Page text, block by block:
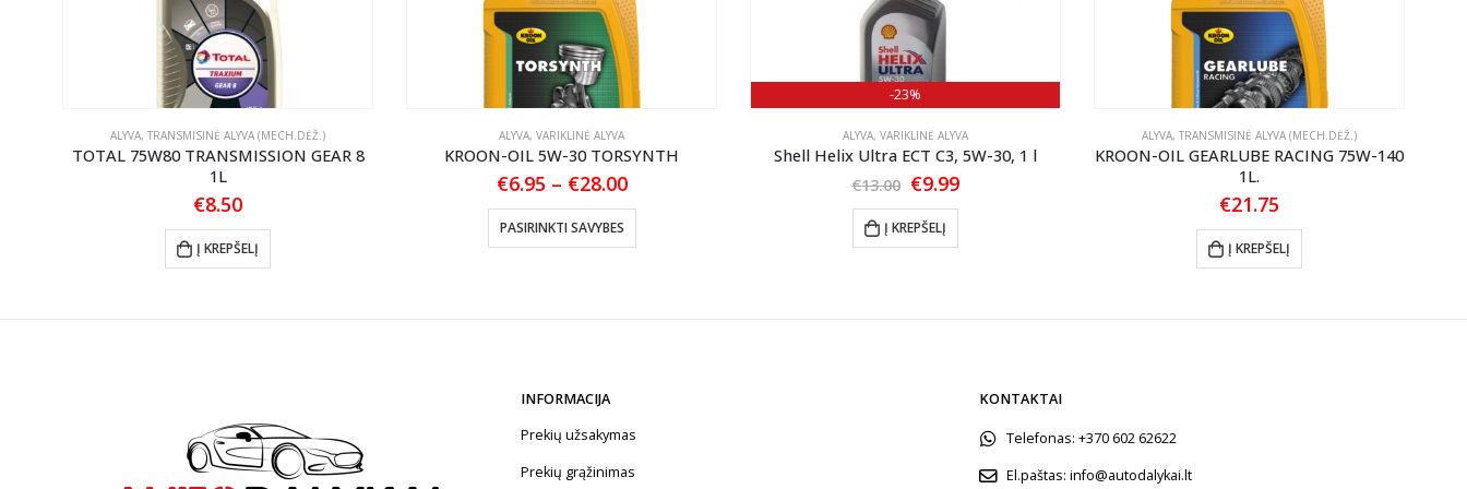
ALYVA, TRANSMISINĖ ALYVA (MECH.DĖŽ.)
TOTAL 75W80 TRANSMISSION GEAR 8
1L
€8.50
Į KREPŠELĮ
ALYVA, VARIKLINĖ ALYVA
KROON-OIL 5W-30 TORSYNTH
€6.95 – €28.00Price
range:
through
PASIRINKTI SAVYBES
This product has multiple variants. The options may be chosen on the product page
-23%
ALYVA, VARIKLINĖ ALYVA
Shell Helix Ultra ECT C3, 5W-30, 1 l
€13.00 Original
price
was:
€13.00.
€9.99Current
price
€9.99.
Į KREPŠELĮ
ALYVA, TRANSMISINĖ ALYVA (MECH.DĖŽ.)
KROON-OIL GEARLUBE RACING 75W-140
1L.
€21.75
Į KREPŠELĮ
INFORMACIJA
Prekių užsakymas
Prekių grąžinimas
KONTAKTAI
Telefonas: +370 602 62622
El.paštas: info@autodalykai.lt